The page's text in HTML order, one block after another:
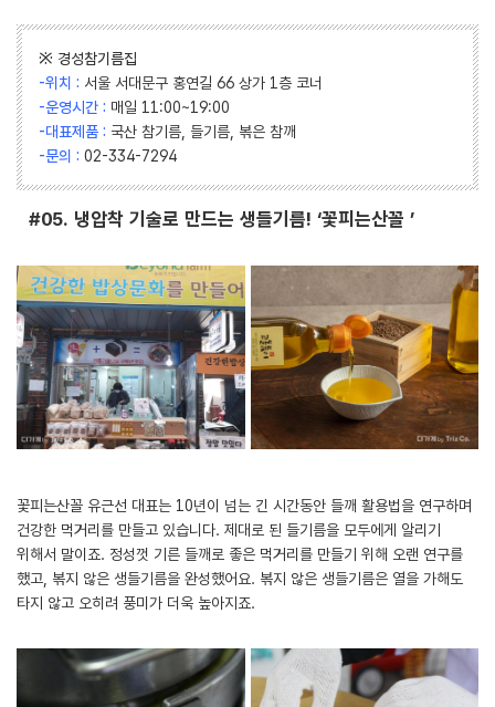
※ 경성참기름집
-위치 : 서울 서대문구 홍연길 66 상가 1층 코너
-운영시간 : 매일 11:00~19:00
-대표제품 : 국산 참기름, 들기름, 볶은 참깨
-문의 : 02-334-7294
#05. 냉압착 기술로 만드는 생들기름! ‘꽃피는산꼴 ’
꽃피는산꼴 유근선 대표는 10년이 넘는 긴 시간동안 들깨 활용법을 연구하며
건강한 먹거리를 만들고 있습니다. 제대로 된 들기름을 모두에게 알리기
위해서 말이죠. 정성껏 기른 들깨로 좋은 먹거리를 만들기 위해 오랜 연구를
했고, 볶지 않은 생들기름을 완성했어요. 볶지 않은 생들기름은 열을 가해도
타지 않고 오히려 풍미가 더욱 높아지죠.